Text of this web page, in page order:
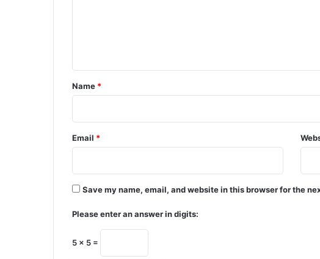
*
Name *
Email *
Save my name, email, and website in this browser for the
Please enter an answer in digits:
5 × 5 =